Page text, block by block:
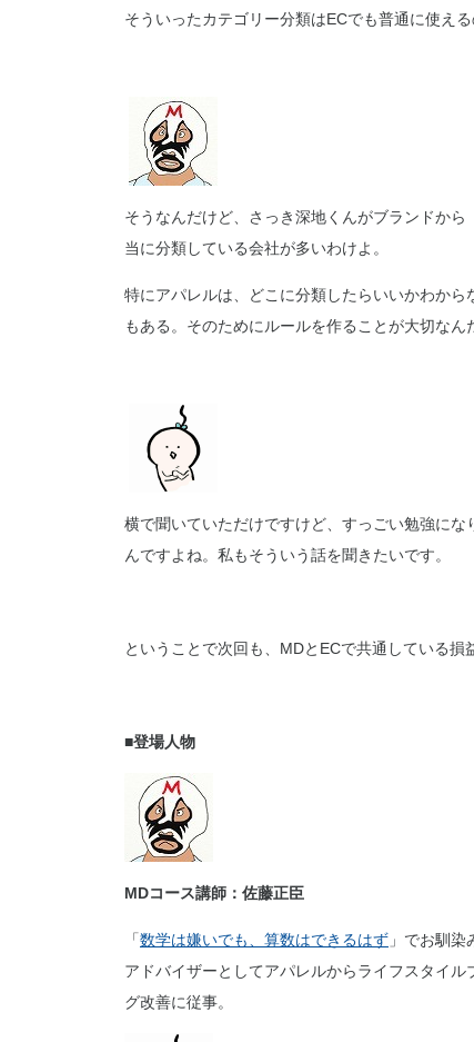
そういったカテゴリー分類はECでも普通に使え
そうなんだけど、さっき深地くんがブランドか
当に分類している会社が多いわけよ。
特にアパレルは、どこに分類したらいいかわか
もある。そのためにルールを作ることが大切なん
横で聞いていただけですけど、すっごい勉強に
んですよね。私もそういう話を聞きたいです。
ということで次回も、MDとECで共通している損
■登場人物
MDコース講師：佐藤正臣
「数学は嫌いでも、算数はできるはず 」でお馴
アドバイザーとしてアパレルからライフスタイ
グ改善に従事。